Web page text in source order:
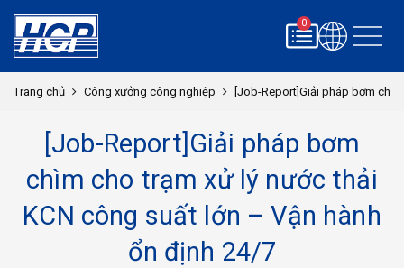
0
Trang chủ Công xưởng công nghiệp [Job-Report]Giải pháp bơm
[Job-Report]Giải pháp bơm
chìm cho trạm xử lý nước thải
KCN công suất lớn – Vận hành
ổn định 24/7